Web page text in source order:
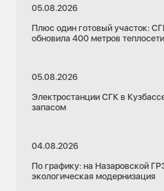
05.08.2026
Плюс один готовый участок:
обновила 400 метров
05.08.2026
Электростанции СГК в
запасом
04.08.2026
По графику: на Назаровской
экологическая модернизация